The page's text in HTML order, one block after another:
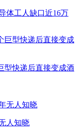
体工人缺口近16万
型快递后直接变成酒
人知晓